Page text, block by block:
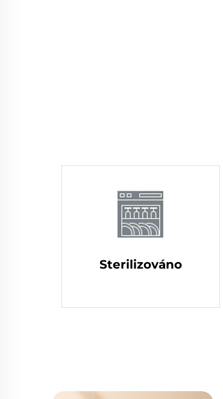
Sterilizováno